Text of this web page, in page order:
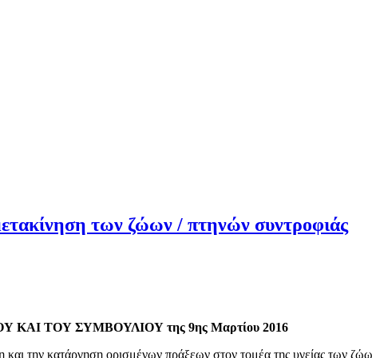
των ζώων / πτηνών συντροφιάς
ΚΑΙ ΤΟΥ ΣΥΜΒΟΥΛΙΟΥ της 9ης Μαρτίου 2016
και την κατάργηση ορισμένων πράξεων στον τομέα της υγείας των